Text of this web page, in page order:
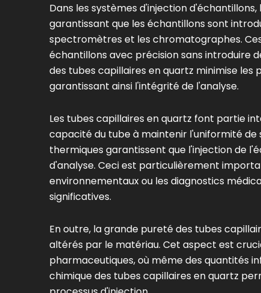
Dans les systèmes d'injection
garantissant que les échantillons sont
spectromètres et les chromatographes.
échantillons avec précision sans introduire
des tubes capillaires en quartz minimise
garantissant ainsi l'intégrité de l'analyse.
Les tubes capillaires en quartz font partie
capacité du tube à maintenir l'uniformité
thermiques garantissent que l'injection de
d'analyse. Ceci est particulièrement
environnementaux ou les diagnostics
significatives.
En outre, la grande pureté des tubes
altérés par le matériau. Cet aspect est
pharmaceutiques, où même des quantités
chimique des tubes capillaires en quartz